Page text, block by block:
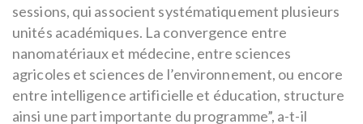
sessions, qui associent systématiquement plusieurs
unités académiques. La convergence entre
nanomatériaux et médecine, entre sciences
agricoles et sciences de l’environnement, ou encore
entre intelligence artificielle et éducation, structure
ainsi une part importante du programme”, a-t-il